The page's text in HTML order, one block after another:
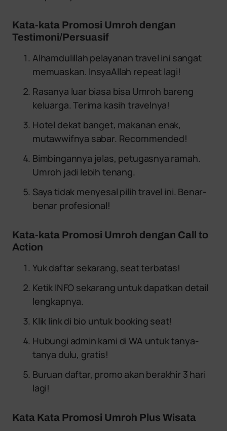
Kata-kata Promosi Umroh dengan
Testimoni/Persuasif
Alhamdulillah pelayanan travel ini sangat
memuaskan. InsyaAllah repeat lagi!
Rasanya luar biasa bisa Umroh bareng
keluarga. Terima kasih travelnya!
Hotel dekat banget, makanan enak,
mutawwifnya sabar. Recommended!
Bimbingannya jelas, petugasnya ramah.
Umroh jadi lebih tenang.
Saya tidak menyesal pilih travel ini. Benar-
benar profesional!
Kata-kata Promosi Umroh dengan Call to
Action
Yuk daftar sekarang, seat terbatas!
Ketik INFO sekarang untuk dapatkan detail
lengkapnya.
Klik link di bio untuk booking seat!
Hubungi admin kami di WA untuk tanya-
tanya dulu, gratis!
Buruan daftar, promo akan berakhir 3 hari
lagi!
Kata Kata Promosi Umroh Plus Wisata